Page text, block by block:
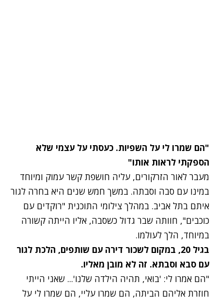
"הם שמרו לי על השפיות. כעסתי על עצמי שלא
הספקתי לראות אותו"
מעבר לאור הזרקורים, עליה חושפת קשר עמוק ומיוחד
במינו עם סבה וסבתה. במשך חמש שנים היא בחרה לגור
איתם בתל אביב. במהלך צילומי התוכנית "רוקדים עם
כוכבים", חוותה שבר גדול כשסבה, אליו הייתה קשורה
במיוחד, הלך לעולמו.
בגיל 20, במקום לשכור דירה עם שותפים, הלכת לגור
עם סבא וסבתא. זה לא מובן מאליו.
"הם אמרו לי: 'בואי, תהיה הילדה שלנו'... שאני הייתי
חוזרת אליהם הביתה, הם שמרו עליי, הם שמרו לי על